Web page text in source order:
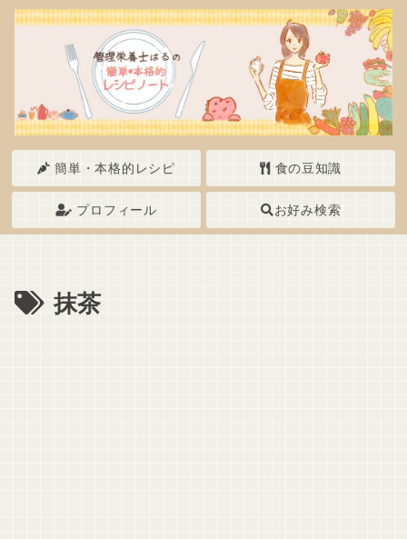
簡単・本格的レシピ 食の豆知識
プロフィール お好み検索
抹茶